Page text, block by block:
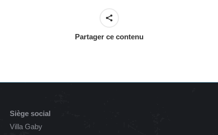
Partager ce contenu
Siège social
Villa Gaby